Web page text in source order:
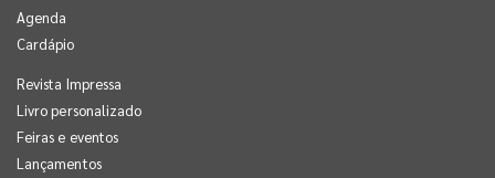
Agenda
Cardápio
Revista Impressa
Livro personalizado
Feiras e eventos
Lançamentos